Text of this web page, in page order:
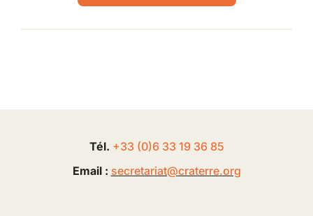
Tél. +33 (0)6 33 19 36 85
Email : secretariat@craterre.org